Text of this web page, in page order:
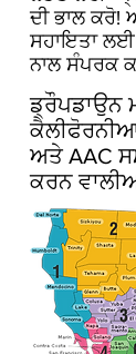
ਦੀ ਭਾਲ
ਸਹਾਇਤਾ ਲਈ
ਨਾਲ ਸੰਪਰਕ
ਡ੍ਰੌਪਡਾਉਨ
ਅਤੇ AAC
ਕਰਨ